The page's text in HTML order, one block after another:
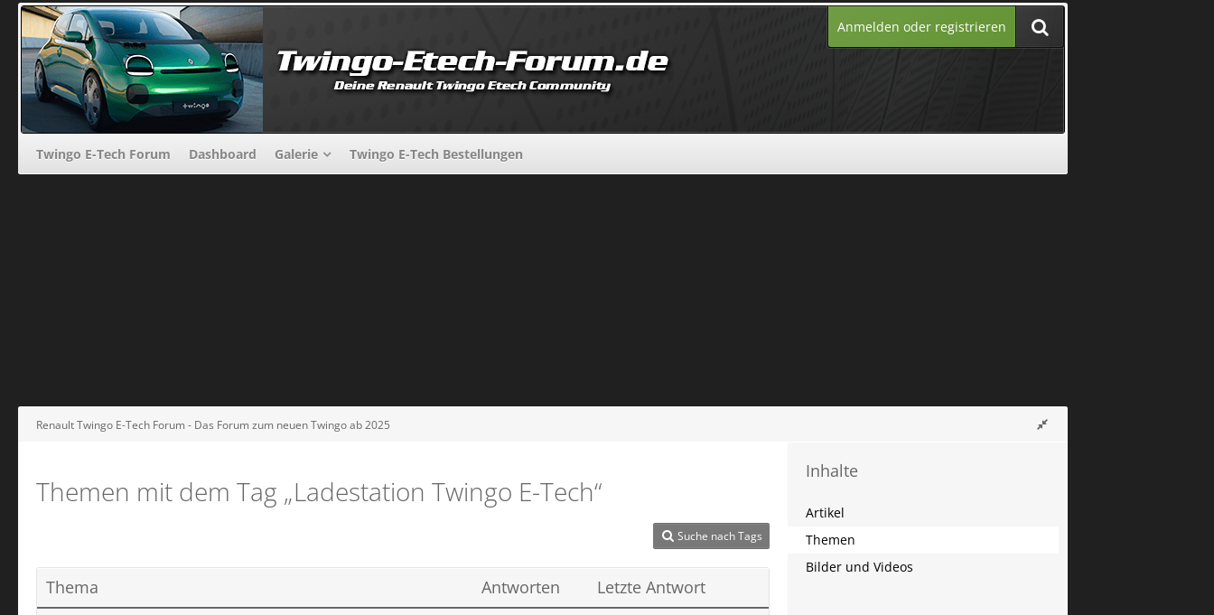
Anmelden oder registrieren
Twingo E-Tech Forum Dashboard Galerie Twingo E-Tech Bestellungen
Renault Twingo E-Tech Forum - Das Forum zum neuen Twingo ab 2025
Themen mit dem Tag „Ladestation Twingo E-Tech“
Suche nach Tags
Thema Antworten
Letzte Antwort
Inhalte
Artikel
Themen
Bilder und Videos